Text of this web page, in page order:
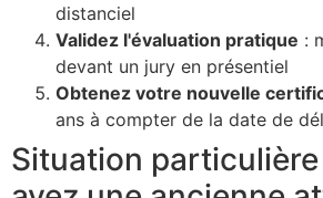
distanciel
Validez l'évaluation pratique :
devant un jury en présentiel
Obtenez votre nouvelle
ans à compter de la date de
Situation